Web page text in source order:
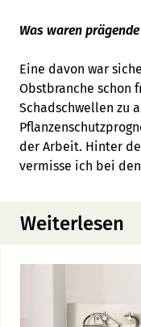
Was waren
Eine davon war
Obstbranche schon
Schadschwellen zu
der Arbeit. Hinter
vermisse ich bei
Weiterlesen